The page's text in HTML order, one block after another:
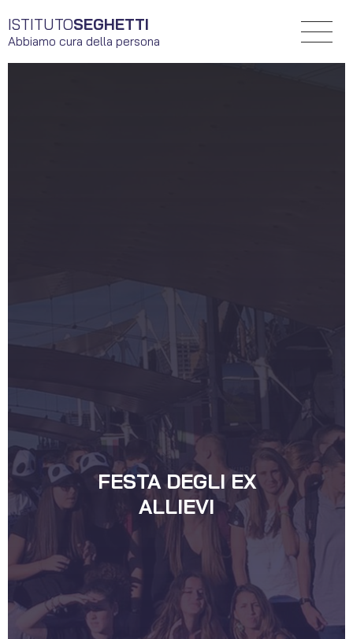
ISTITUTOSEGHETTI
Abbiamo cura della persona
FESTA DEGLI EX
ALLIEVI